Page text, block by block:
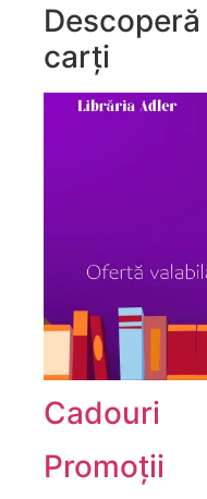
carți
Cadouri
Promoții